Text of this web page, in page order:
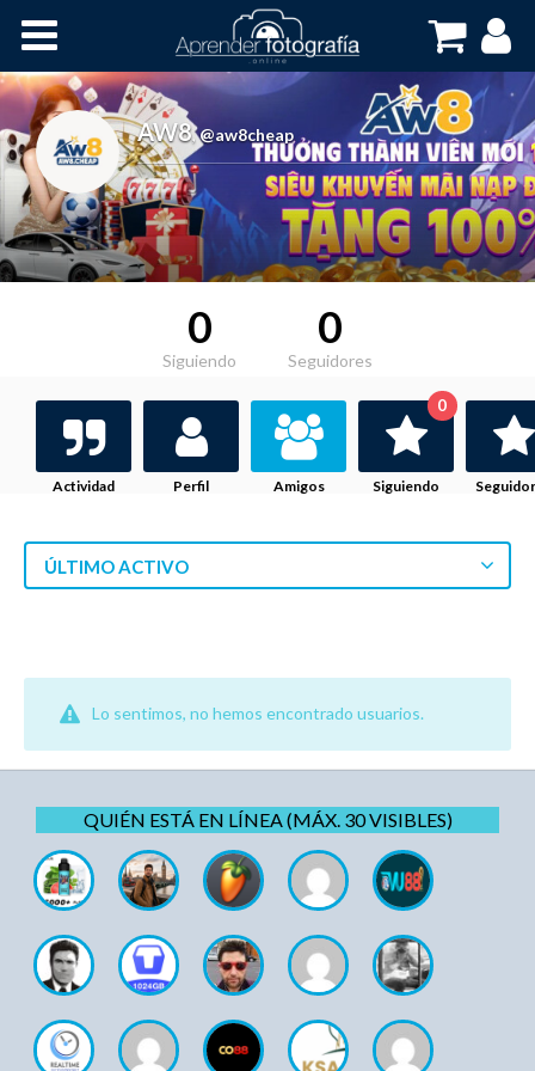
Cursos OnLine
AW8,@aw8cheap
0
Siguiendo
0
Seguidores
Actividad Perfil Amigos Siguiendo
0
ÚLTIMO ACTIVO
Lo sentimos, no hemos encontrado usuarios.
QUIÉN ESTÁ EN LÍNEA (MÁX. 30 VISIBLES)